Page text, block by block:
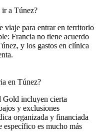
ir a Túnez?
viaje para entrar en territorio
Francia no tiene acuerdo
y los gastos en clínica
en Túnez?
Gold incluyen cierta
y exclusiones
organizada y financiada
específico es mucho más